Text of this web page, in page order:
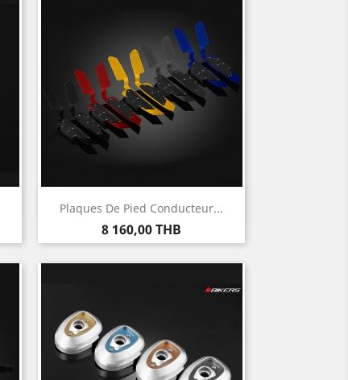
Plaques De Pied Conducteur...
Prix
8 160,00 THB
 Aperçu rapide